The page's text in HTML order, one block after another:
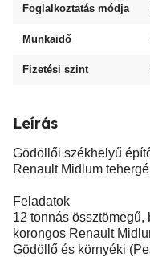
Foglalkoztatás módja
Munkaidő
Fizetési szint
Leírás
Gödöllői székhelyű
Renault Midlum
Feladatok
12 tonnás
korongos Renault
Gödöllő és környéki